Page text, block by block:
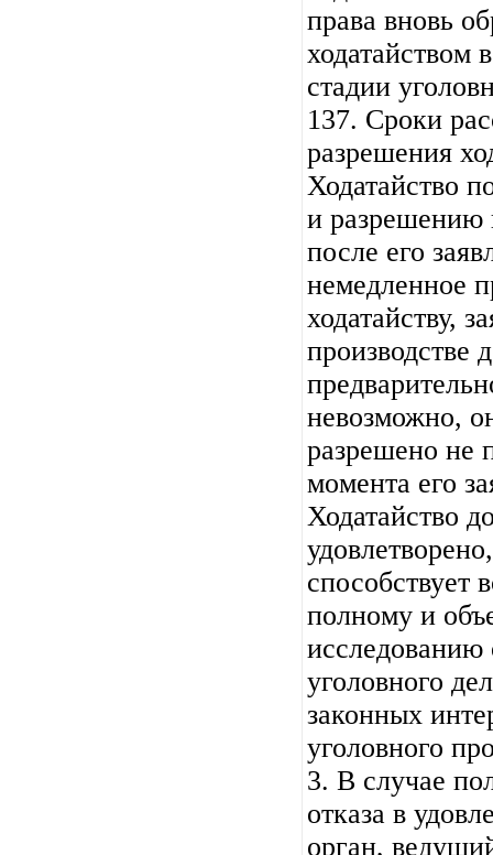
права вновь
ходатайством
стадии
137. Сроки
разрешения
Ходатайство
и разрешению
после его
немедленное
ходатайству,
производстве
невозможно,
разрешено не
момента его
Ходатайство
способствует
полному и
исследованию
уголовного
законных
уголовного
3. В случае
отказа в
орган,